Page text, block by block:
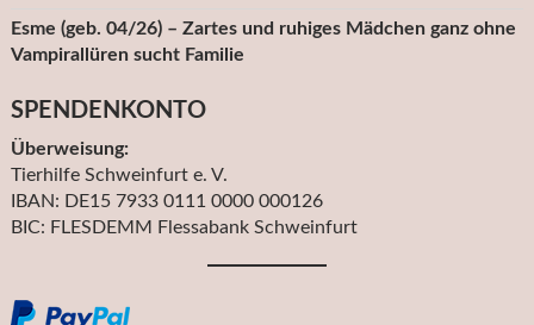
Esme (geb. 04/26) – Zartes und ruhiges Mädchen ganz ohne
Vampirallüren sucht Familie
SPENDENKONTO
Überweisung:
Tierhilfe Schweinfurt e. V.
IBAN: DE15 7933 0111 0000 000126
BIC: FLESDEMM Flessabank Schweinfurt